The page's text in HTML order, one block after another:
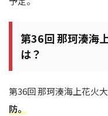
第36回 那珂湊海
は？
第36回 那珂湊海上花火
防。